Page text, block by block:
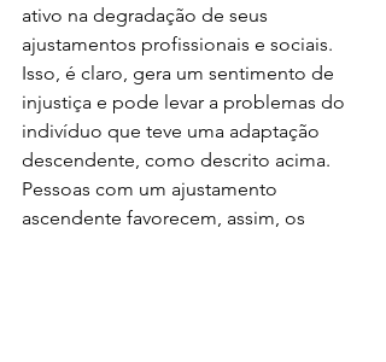
ativo na degradação de seus
ajustamentos profissionais e sociais.
Isso, é claro, gera um sentimento de
injustiça e pode levar a problemas do
indivíduo que teve uma adaptação
descendente, como descrito acima.
Pessoas com um ajustamento
ascendente favorecem, assim, os